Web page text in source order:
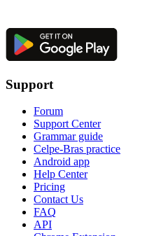
Support
Forum
Support Center
Grammar guide
Celpe-Bras practice
Android app
Help Center
Pricing
Contact Us
FAQ
API